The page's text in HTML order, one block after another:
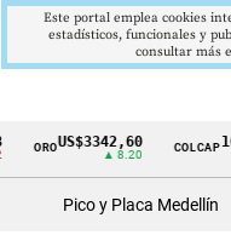
Cintillo
OROUS$3342,60
▲ 8.20
COLCAP
Pico y Placa Medellín
Este portal emplea cookies
estadísticos, funcionales y
consultar más